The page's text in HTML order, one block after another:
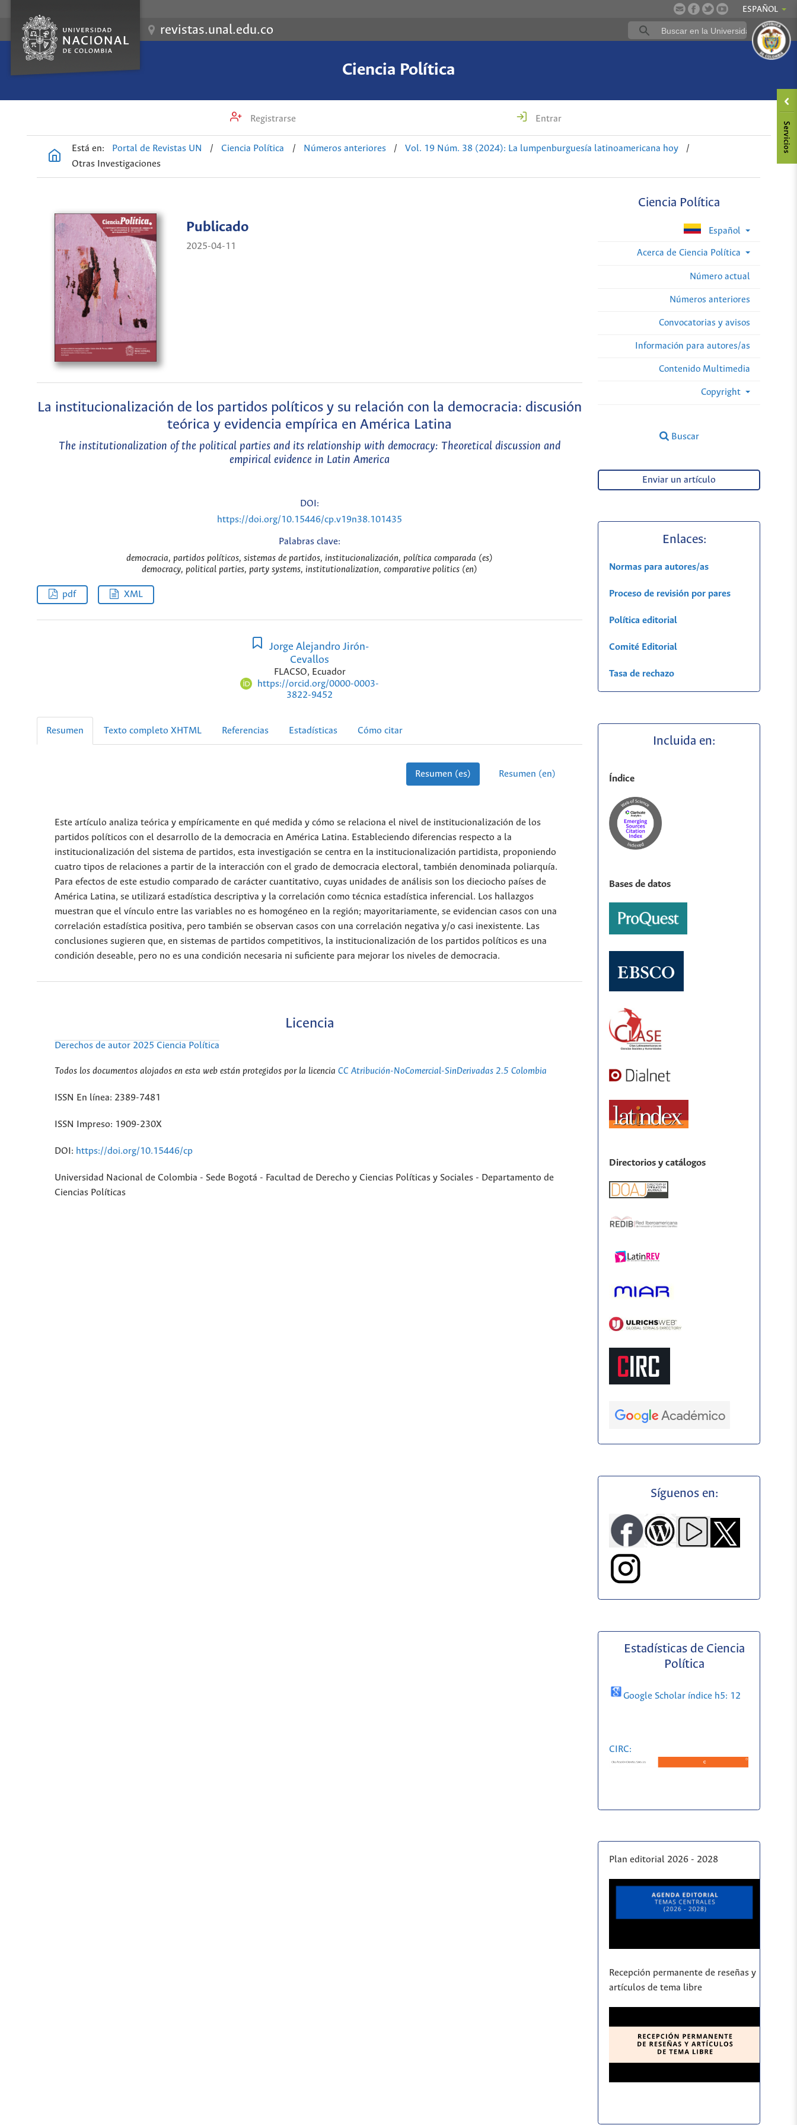
ESPAÑOL
revistas.unal.edu.co
Ciencia Política
Registrarse Entrar
Está en: Portal de Revistas UN / Ciencia Política / Números anteriores / Vol. 19 Núm. 38 (2024): La lumpenburguesía latinoamericana hoy
/
Otras Investigaciones
Ciencia Política
Español
Acerca de Ciencia Política
Número actual
Números anteriores
Convocatorias y avisos
Información para autores/as
Contenido Multimedia
Copyright
Buscar
Publicado
2025-04-11
La institucionalización de los partidos políticos y su relación con la democracia: discusión
teórica y evidencia empírica en América Latina
The institutionalization of the political parties and its relationship with democracy: Theoretical discussion and
empirical evidence in Latin America
DOI:
https://doi.org/10.15446/cp.v19n38.101435
Palabras clave:
democracia, partidos políticos, sistemas de partidos, institucionalización, política comparada (es)
democracy, political parties, party systems, institutionalization, comparative politics (en)
pdf XML
Jorge Alejandro Jirón-
Cevallos
FLACSO, Ecuador
https://orcid.org/0000-0003-
3822-9452
Resumen Texto completo XHTML Referencias Estadísticas Cómo citar
Resumen (es) Resumen (en)
Este artículo analiza teórica y empíricamente en qué medida y cómo se relaciona el nivel de institucionalización de los
partidos políticos con el desarrollo de la democracia en América Latina. Estableciendo diferencias respecto a la
institucionalización del sistema de partidos, esta investigación se centra en la institucionalización partidista, proponiendo
cuatro tipos de relaciones a partir de la interacción con el grado de democracia electoral, también denominada poliarquía.
Para efectos de este estudio comparado de carácter cuantitativo, cuyas unidades de análisis son los dieciocho países de
América Latina, se utilizará estadística descriptiva y la correlación como técnica estadística inferencial. Los hallazgos
muestran que el vínculo entre las variables no es homogéneo en la región; mayoritariamente, se evidencian casos con una
correlación estadística positiva, pero también se observan casos con una correlación negativa y/o casi inexistente. Las
conclusiones sugieren que, en sistemas de partidos competitivos, la institucionalización de los partidos políticos es una
condición deseable, pero no es una condición necesaria ni suficiente para mejorar los niveles de democracia.
Licencia
Derechos de autor 2025 Ciencia Política
Todos los documentos alojados en esta web están protegidos por la licencia CC Atribución-NoComercial-SinDerivadas 2.5 Colombia
ISSN En línea: 2389-7481
ISSN Impreso: 1909-230X
DOI: https://doi.org/10.15446/cp
Universidad Nacional de Colombia - Sede Bogotá - Facultad de Derecho y Ciencias Políticas y Sociales - Departamento de
Ciencias Políticas
Enviar un artículo
Enlaces:
Normas para autores/as
Proceso de revisión por pares
Política editorial
Comité Editorial
Tasa de rechazo
Incluida en:
Índice
Bases de datos
Directorios y catálogos
Síguenos en:
Estadísticas de Ciencia
Política
Google Scholar índice h5: 12
CIRC:
Plan editorial 2026 - 2028
Recepción permanente de reseñas y
artículos de tema libre